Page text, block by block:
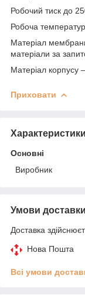
Робочий тиск до
Робоча
Матеріал
матеріали за
Матеріал корпусу
Приховати
Характеристики
Основні
Виробник
Умови доставки
Доставка
Нова Пошта
Всі умови